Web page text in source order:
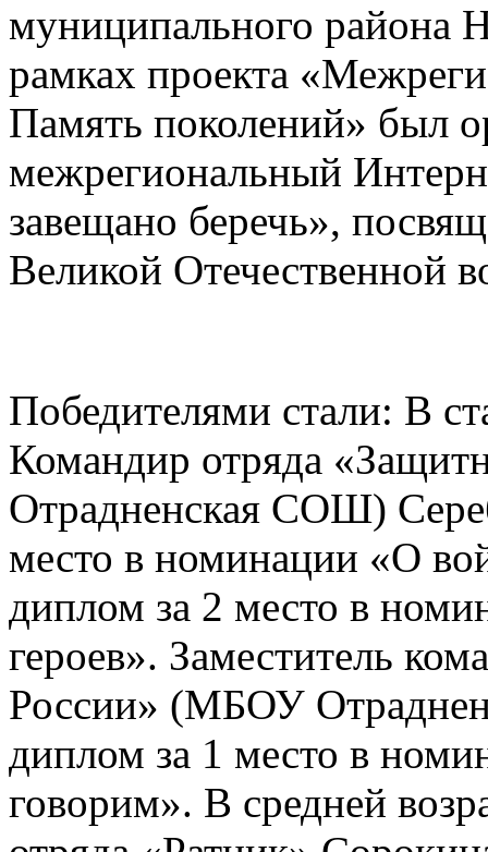
муниципального района
рамках проекта
Память поколений» был
межрегиональный
завещано беречь»,
Великой Отечественной
Победителями стали: В
Командир отряда
Отрадненская СОШ)
место в номинации «О
диплом за 2 место в
героев». Заместитель
России» (МБОУ
диплом за 1 место в
говорим». В средней